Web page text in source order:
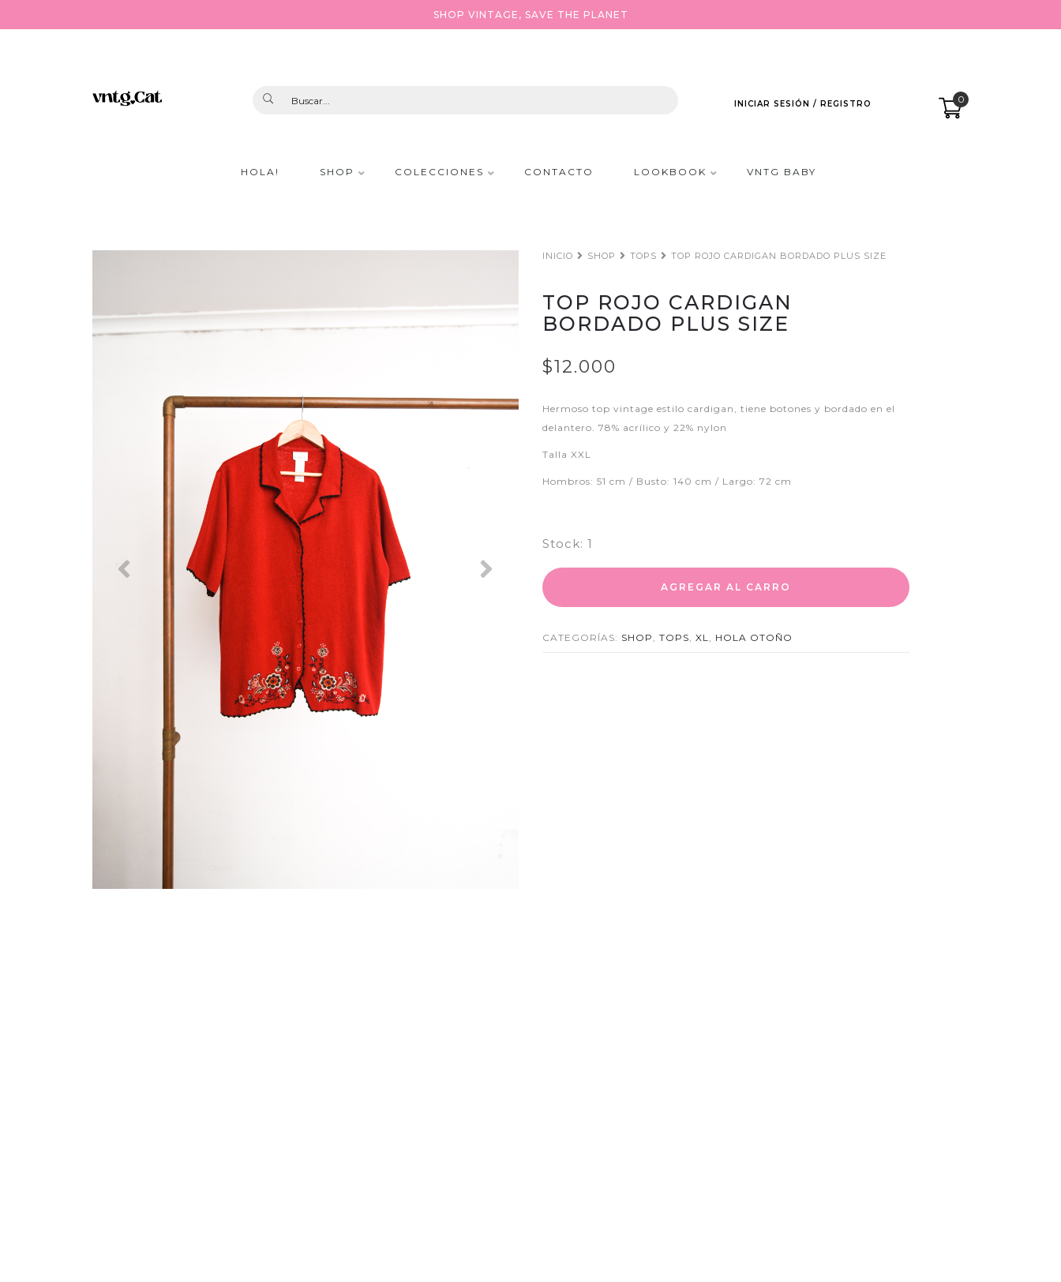
SHOP VINTAGE, SAVE THE PLANET
INICIAR SESIÓN / REGISTRO 0
HOLA! SHOP COLECCIONES CONTACTO LOOKBOOK VNTG BABY
Previous Next
INICIO SHOP TOPS TOP ROJO CARDIGAN BORDADO PLUS SIZE
TOP ROJO CARDIGAN
BORDADO PLUS SIZE
$12.000
Hermoso top vintage estilo cardigan, tiene botones y bordado en el
delantero. 78% acrílico y 22% nylon
Talla XXL
Hombros: 51 cm / Busto: 140 cm / Largo: 72 cm
Stock: 1
AGREGAR AL CARRO
CATEGORÍAS: SHOP TOPS XL HOLA OTOÑO